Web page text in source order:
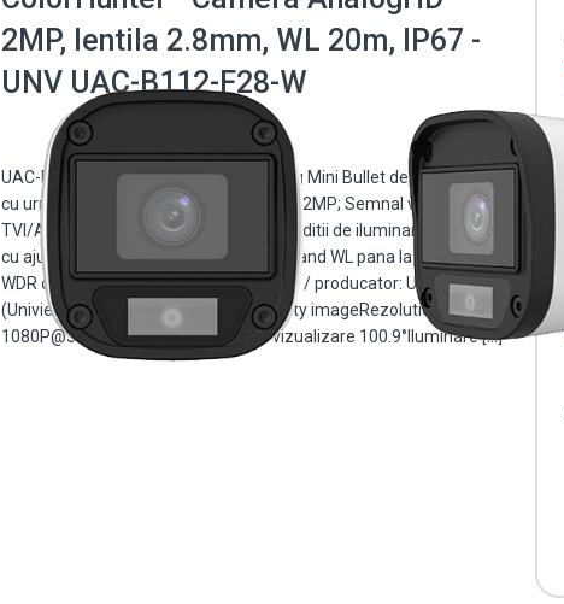
2MP, lentila 2.8mm, WL 20m, IP67 -
UNV UAC-B112-F28-W
UAC-B112-F28-W este o camera analog Mini Bullet de la Uniview
cu urmatoarele caracteristici: Rezolutie 2MP; Semnal video
TVI/AHD/CVI/CVBS; Imagini color in conditii de iluminare scazuta
cu ajutorul tehnologiei ColourHunter, avand WL pana la 20 metri;
WDR digital; Clasa protectie IP67. Model / producator: UNV
(Uniview)Senzor: 1/3' 2.0MP high quality imageRezolutie:
1080P@30fpsLentila: 2.8mm unghi vizualizare 100.9°Iluminare […]